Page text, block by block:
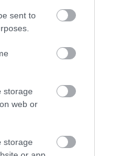
sent to
storage
web or
storage
σε ένα κρίσιμο